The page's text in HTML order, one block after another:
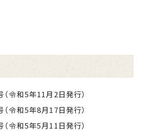
令和5年11月2日発行）
令和5年8月17日発行）
令和5年5月11日発行）